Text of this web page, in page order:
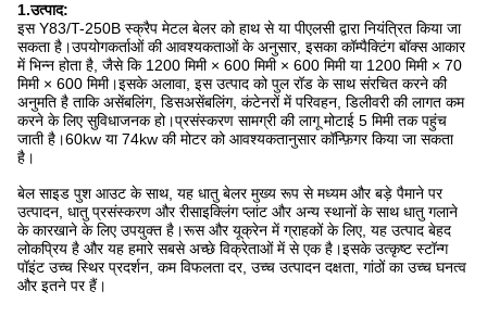
1.उत्पाद:
इस Y83/T-250B स्क्रैप मेटल बेलर को हाथ से या पीएलसी द्वारा नियंत्रित किया जा
सकता है।उपयोगकर्ताओं की आवश्यकताओं के अनुसार, इसका कॉम्पैक्टिंग बॉक्स आकार
में भिन्न होता है, जैसे कि 1200 मिमी × 600 मिमी × 600 मिमी या 1200 मिमी × 70
मिमी × 600 मिमी।इसके अलावा, इस उत्पाद को पुल रॉड के साथ संरचित करने की
अनुमति है ताकि असेंबलिंग, डिसअसेंबलिंग, कंटेनरों में परिवहन, डिलीवरी की लागत कम
करने के लिए सुविधाजनक हो।प्रसंस्करण सामग्री की लागू मोटाई 5 मिमी तक पहुंच
जाती है।60kw या 74kw की मोटर को आवश्यकतानुसार कॉन्फ़िगर किया जा सकता
है।
बेल साइड पुश आउट के साथ, यह धातु बेलर मुख्य रूप से मध्यम और बड़े पैमाने पर
उत्पादन, धातु प्रसंस्करण और रीसाइक्लिंग प्लांट और अन्य स्थानों के साथ धातु गलाने
के कारखाने के लिए उपयुक्त है।रूस और यूक्रेन में ग्राहकों के लिए, यह उत्पाद बेहद
लोकप्रिय है और यह हमारे सबसे अच्छे विक्रेताओं में से एक है।इसके उत्कृष्ट स्टॉन्ग
पॉइंट उच्च स्थिर प्रदर्शन, कम विफलता दर, उच्च उत्पादन दक्षता, गांठों का उच्च घनत्व
और इतने पर हैं।